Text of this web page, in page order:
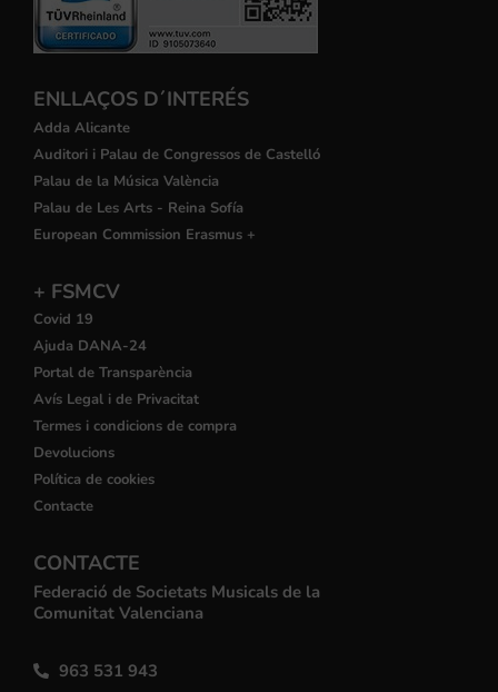
ENLLAÇOS D´INTERÉS
Adda Alicante
Auditori i Palau de Congressos de Castelló
Palau de la Música València
Palau de Les Arts - Reina Sofía
European Commission Erasmus +
+ FSMCV
Covid 19
Ajuda DANA-24
Portal de Transparència
Avís Legal i de Privacitat
Termes i condicions de compra
Devolucions
Política de cookies
Contacte
CONTACTE
Federació de Societats Musicals de la
Comunitat Valenciana
963 531 943